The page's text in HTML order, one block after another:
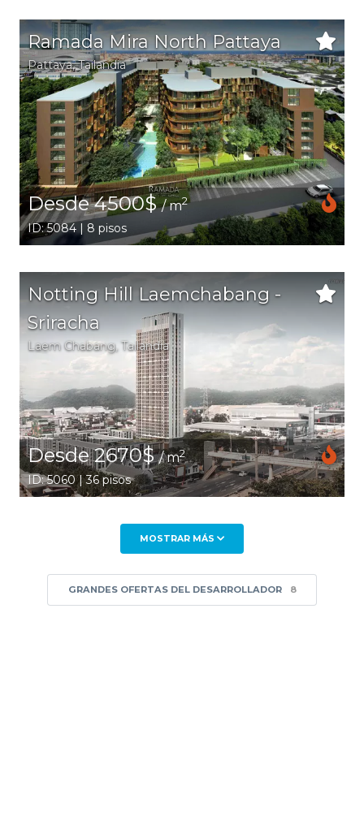
Ramada Mira North Pattaya
Pattaya,Tailandia
Desde 4500$/ m2
ID: 5084 | 8 pisos
Notting Hill Laemchabang -
Sriracha
Laem Chabang,Tailandia
Desde 2670$/ m2
ID: 5060 | 36 pisos
MOSTRAR MÁS
GRANDES OFERTAS DEL DESARROLLADOR 8